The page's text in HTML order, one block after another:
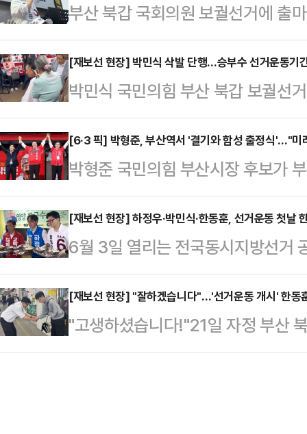
부산 북갑 국회의원 보궐선거에 출
원이었던 전재수 더불어민주당 현
북갑에서 의원을 지냈던 시기를 '
아왔으면 이젠 됐다. 여러분이 그동
어드리겠다"고 강조했다.한동훈 후
치한 쌈지공원에서 '선거 출정식'을
만 있다"며 "저 한동훈이 끝까지 북
말했다.이날 …
[재보선 현장] 박민식 삭발 단행…승부수 선거운동기
박민식 국민의힘 부산 북갑 보궐선
그는 "오만한 한동훈 무소속 후보
자존심을 지키는데 한 몸 던지겠다
북구 쌈지공원에서 출정식을 열고
박 후보의 어머니가 진행했다.그는
이크를 잡고 "한동훈의 배신의 정
주당 하정우 후보와 이재명 정부를
중한 전선에서 …
[6·3 픽] 박형준, 부산역서 '결기와 함성 출정식'…"미
박형준 국민의힘 부산시장 후보가
미래를 여는 선거에서 반드시 승리
오후 2시 부산역 광장에서 송언석
예선대위원장 등과 함께 공식 출정
의원과 구청장 등 지방선거 후보들
인사들은 한 목소리로 박 후보에게
리가 당 재건의 신호탄이 될 것"이
장은 "부산은 축적된 성…
[재보선 현장] 하정우·박민식·한동훈, 선거운동 첫날
6월 3일 열리는 전국동시지방선거
보궐선거에 출마한 하정우 더불어
훈 무소속 후보가 어르신 배식 봉
일 부산 북구 남산정종합사회복지
가장 먼저 도착해 배식에 나섰다.이
[재보선 현장] "잘하겠습니다"…'선거운동 개시' 한동
"고생하셨습니다!"21일 자정 부산
각, 한동훈 무소속 후보가 덕천역을